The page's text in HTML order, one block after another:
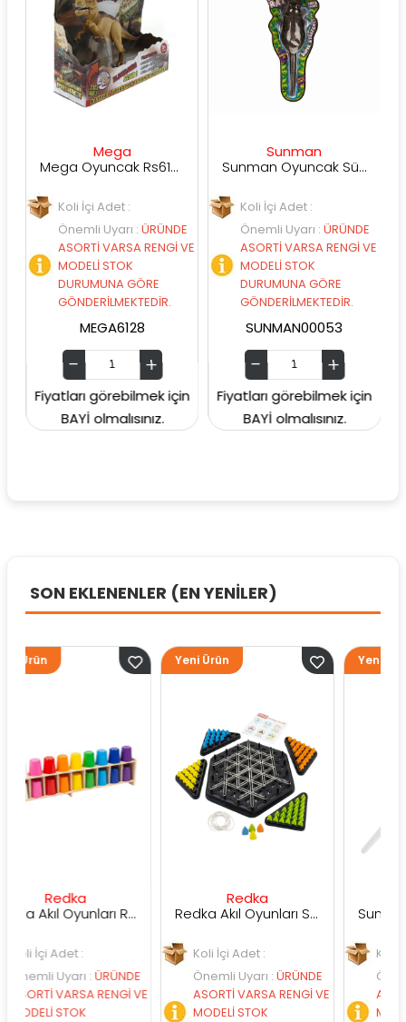
Mega
Mega Oyuncak Rs6128 Sesli Işıklı Dinazor
Koli İçi Adet :
Önemli Uyarı:ÜRÜNDE
ASORTİ VARSA RENGİ VE
MODELİ STOK
DURUMUNA GÖRE
GÖNDERİLMEKTEDİR.
MEGA6128
Fiyatları görebilmek için
BAYİ olmalısınız.
Sunman
Sunman Oyuncak Süper Esnek Fare
Koli İçi Adet :
Önemli Uyarı:ÜRÜNDE
ASORTİ VARSA RENGİ VE
MODELİ STOK
DURUMUNA GÖRE
GÖNDERİLMEKTEDİR.
SUNMAN00053
Fiyatları görebilmek için
BAYİ olmalısınız.
SON EKLENENLER (EN YENİLER)
Redka Akıl Oyunları Renk Dedektifi Oyunu
:ÜRÜNDE
RENGİ VE
Redka Akıl Oyunları Strateji Üçgeni Oyunu
Koli İçi Adet :
Önemli Uyarı:ÜRÜNDE
ASORTİ VARSA RENGİ VE
MODELİ STOK
Yeni Ürün
Koli İçi Adet :
Önemli Uyarı
ASORTİ VARSA
MODELİ STOK
Yeni Ürün